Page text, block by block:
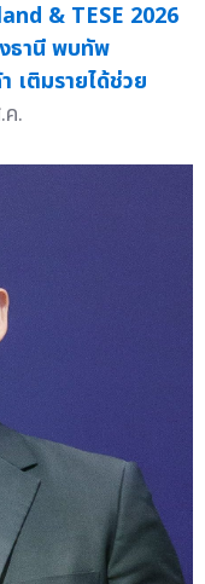
& TESE 2026
ธานี พบทัพ
เติมรายได้ช่วย
.